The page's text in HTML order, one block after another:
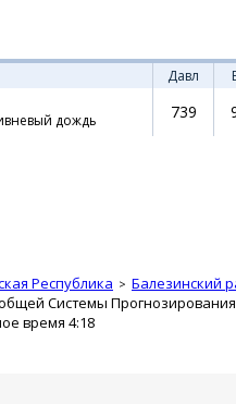
Давл
дождь
739
Республика Балезинский
Системы
время 4:18